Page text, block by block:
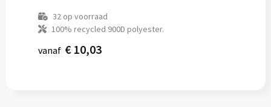
32op voorraad
100% recycled 900D polyester.
vanaf € 10,03